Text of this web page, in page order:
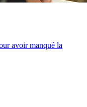
avoir manqué la